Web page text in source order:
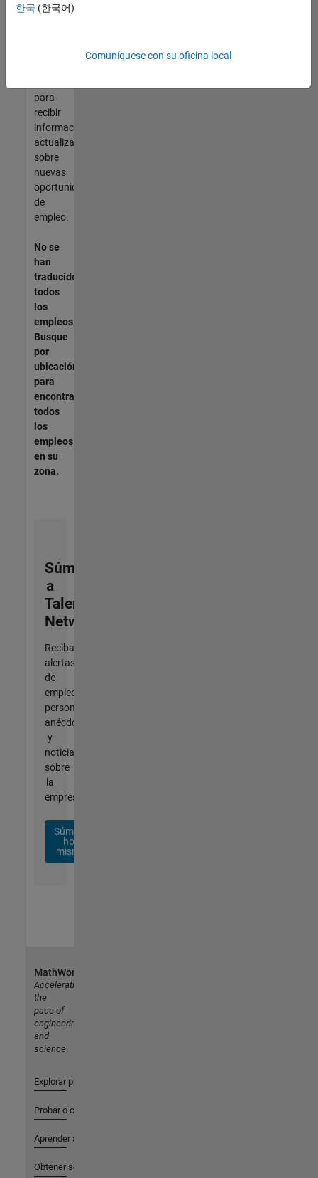
cualificaciones,
para
recibir
información
actualizada
sobre
nuevas
oportunidades
de
empleo.
No se
han
traducido
todos
los
empleos.
Busque
por
ubicación
para
encontrar
todos
los
empleos
en su
zona.
Súmese
a
Talent
Network
Reciba
alertas
de
empleo
personalizadas,
anécdotas
y
noticias
sobre
la
empresa.
Súmese
hoy
mismo
한국 (한국어)
Comuníquese con su oficina local
MathWorks
Accelerating
the
pace of
engineering
and
science
Explorar productos
Probar o comprar
Aprender a utilizar
Obtener soporte